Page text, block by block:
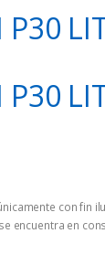
P30
P30
con fin
encuentra en